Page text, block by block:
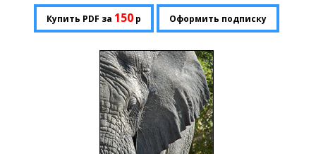
Купить PDF за 150р Оформить подписку